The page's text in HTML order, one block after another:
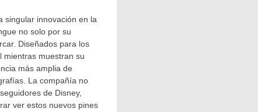
singular innovación en la
no solo por su
Diseñados para los
mientras muestran su
más amplia de
La compañía no
de Disney,
ver estos nuevos pines